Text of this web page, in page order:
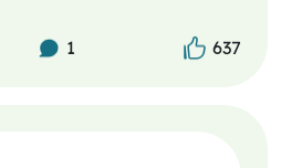
637
1